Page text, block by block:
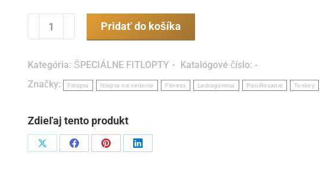
množstvo
Maxafe
55
-
fitlopta
na
Pridať do košíka
Kategória: ŠPECIÁLNE FITLOPTY Katalógové číslo:-
Značky:
Fitlopta fitlopta na sedenie Fitness Ledragomma Posilňovanie Tonkey
Zdieľaj tento produkt
Podiel Podiel Podiel Podiel